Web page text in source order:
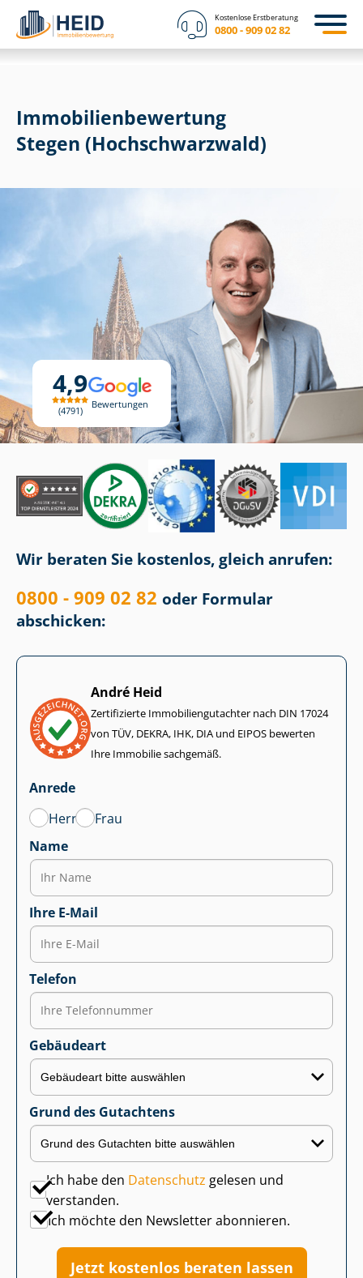
Kostenlose Erstberatung
0800 - 909 02 82
4,9
4791
Bewertungen
Immobilien­bewertung
Stegen (Hochschwarzwald)
Wir beraten Sie kostenlos, gleich anrufen:
0800 - 909 02 82 oder Formular
abschicken:
André Heid
Zertifizierte Im­mo­bi­li­en­gut­ach­ter nach DIN 17024
von TÜV, DEKRA, IHK, DIA und EIPOS bewerten
Ihre Immobilie sachgemäß.
Anrede
Herr
Frau
Name
Ihre E-Mail
Telefon
Gebäudeart
Grund des Gutachtens
Ich habe den Datenschutz gelesen und
verstanden.
Ich möchte den Newsletter abonnieren.
Jetzt kostenlos beraten lassen